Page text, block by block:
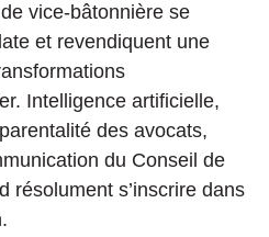
vice-bâtonnière se
et revendiquent une
Intelligence artificielle,
des avocats,
du Conseil de
résolument s’inscrire dans